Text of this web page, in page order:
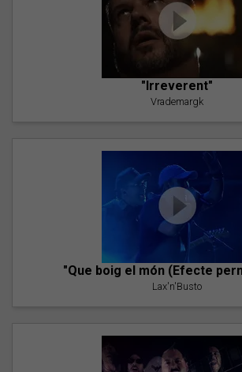
"Irreverent"
Vrademargk
"Que boig el món (Efecte
Lax'n'Busto